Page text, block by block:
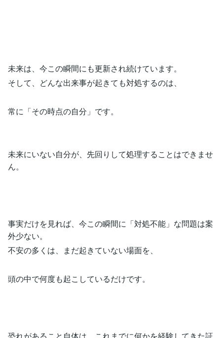
未来は、今この瞬間にも更新され続けています。
そして、どんな出来事が起きても対処するのは、
常に「その時点の自分」です。
未来にいない自分が、先回りして処理することはできませ
ん。
事実だけを見れば、今この瞬間に「対処不能」な問題は案
外少ない。
不安の多くは、まだ起きていない場面を、
頭の中で何度も起こしているだけです。
恐れがあること自体は、これまでに何かを経験してきた証